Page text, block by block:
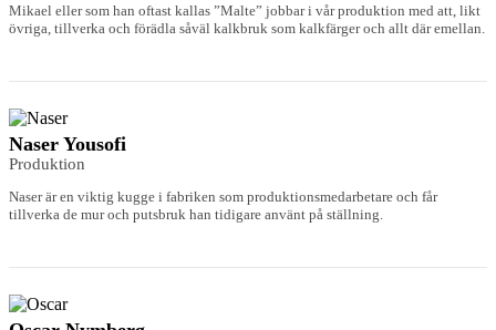
Mikael eller som han oftast kallas ”Malte” jobbar i vår produktion med att, likt
övriga, tillverka och förädla såväl kalkbruk som kalkfärger och allt där emellan.
Naser Yousofi
Produktion
Naser är en viktig kugge i fabriken som produktionsmedarbetare och får
tillverka de mur och putsbruk han tidigare använt på ställning.